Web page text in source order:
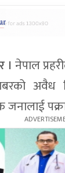
। नेपाल
अवैध